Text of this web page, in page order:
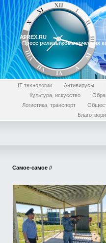
ATREX.RU
Пресс релизы коммерческих
IT технологии Антивирусы
Культура, искусство
Логистика, транспорт
Самое-самое //